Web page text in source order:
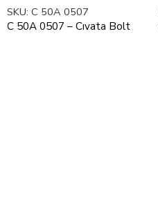
SKU: C 50A 0507
C 50A 0507 – Cıvata Bolt